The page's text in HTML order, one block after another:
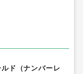
ド（ナンバーレ